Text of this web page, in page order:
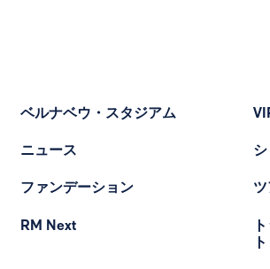
ベルナベウ・スタジアム
ニュース
ファンデーション
RM Next
ト